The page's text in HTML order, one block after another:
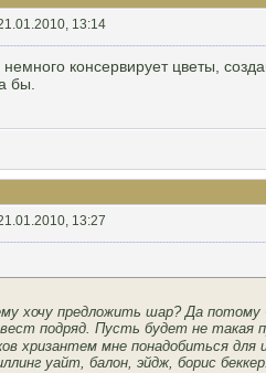
13:14
консервирует цветы,
бы.
13:27
хочу предложить шар? Да
подряд. Пусть будет не такая
хризантем мне понадобиться
уайт, балон, эйдж, борис